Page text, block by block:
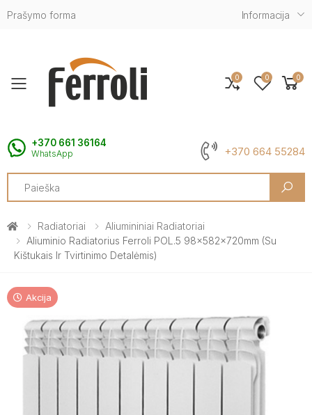
Prašymo forma Informacija
Toggle mobile menu
+370 661 36164
WhatsApp +370 664 55284
Search
0 0 0
Radiatoriai
Aliumininiai Radiatoriai
Aliuminio Radiatorius Ferroli POL.5 98x582x720mm (su
Kištukais Ir Tvirtinimo Detalėmis)
Akcija